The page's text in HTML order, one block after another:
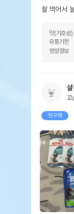
잘 먹어서
맛(기호성)
유통기한
영양정보
샬
꼬
첫구매